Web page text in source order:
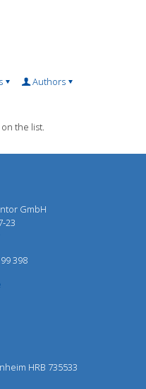
Authors
the list.
GmbH
23
398
HRB 735533